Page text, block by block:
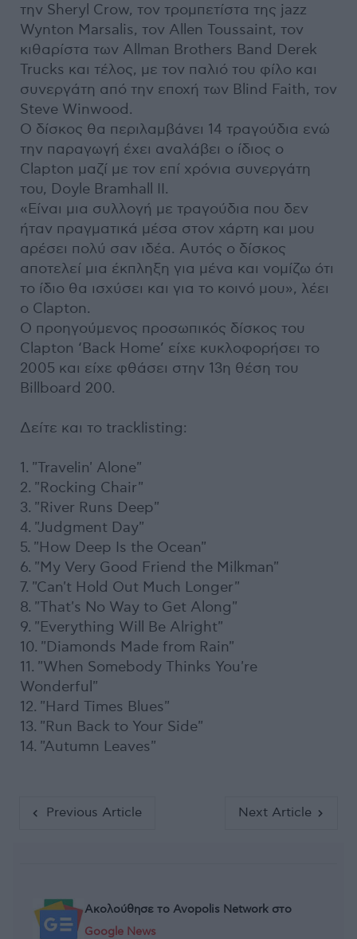
την Sheryl Crow, τον τρομπετίστα της jazz
Wynton Marsalis, τον Allen Toussaint, τον
κιθαρίστα των Allman Brothers Band Derek
Trucks και τέλος, με τον παλιό του φίλο και
συνεργάτη από την εποχή των Blind Faith, τον
Steve Winwood.
Ο δίσκος θα περιλαμβάνει 14 τραγούδια ενώ
την παραγωγή έχει αναλάβει ο ίδιος ο
Clapton μαζί με τον επί χρόνια συνεργάτη
του, Doyle Bramhall II.
«Είναι μια συλλογή με τραγούδια που δεν
ήταν πραγματικά μέσα στον χάρτη και μου
αρέσει πολύ σαν ιδέα. Αυτός ο δίσκος
αποτελεί μια έκπληξη για μένα και νομίζω ότι
το ίδιο θα ισχύσει και για το κοινό μου», λέει
ο Clapton.
Ο προηγούμενος προσωπικός δίσκος του
Clapton ‘Back Home’ είχε κυκλοφορήσει το
2005 και είχε φθάσει στην 13η θέση του
Billboard 200.
Δείτε και το tracklisting:
1. "Travelin' Alone"
2. "Rocking Chair"
3. "River Runs Deep"
4. "Judgment Day"
5. "How Deep Is the Ocean"
6. "My Very Good Friend the Milkman"
7. "Can't Hold Out Much Longer"
8. "That's No Way to Get Along"
9. "Everything Will Be Alright"
10. "Diamonds Made from Rain"
11. "When Somebody Thinks You're
Wonderful"
12. "Hard Times Blues"
13. "Run Back to Your Side"
14. "Autumn Leaves"
Previous Article Next Article
Ακολούθησε το Avopolis Network στο
Google News